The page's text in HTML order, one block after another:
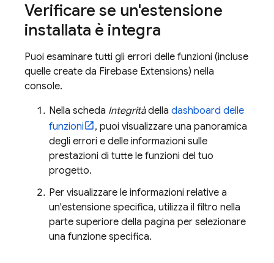
Verificare se un'estensione
installata è integra
Puoi esaminare tutti gli errori delle funzioni (incluse
quelle create da Firebase Extensions) nella
console.
Nella scheda Integritàdella dashboard delle
funzioni
, puoi visualizzare una panoramica
degli errori e delle informazioni sulle
prestazioni di tutte le funzioni del tuo
progetto.
Per visualizzare le informazioni relative a
un'estensione specifica, utilizza il filtro nella
parte superiore della pagina per selezionare
una funzione specifica.